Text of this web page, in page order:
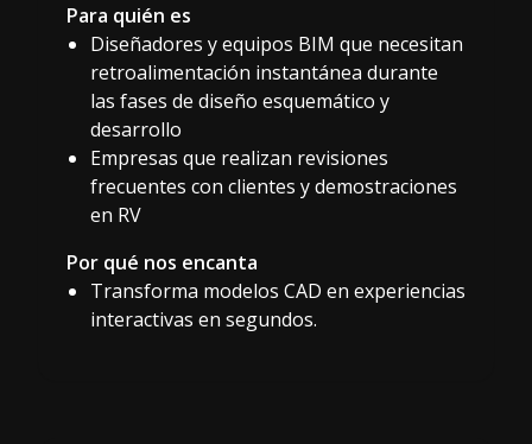
Para quién es
Diseñadores y equipos BIM que necesitan
retroalimentación instantánea durante
las fases de diseño esquemático y
desarrollo
Empresas que realizan revisiones
frecuentes con clientes y demostraciones
en RV
Por qué nos encanta
Transforma modelos CAD en experiencias
interactivas en segundos.